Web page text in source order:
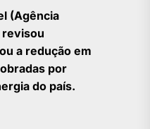
(Agência
revisou
a redução em
por
do país.